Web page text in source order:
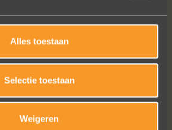
Alles toestaan
Selectie toestaan
Weigeren